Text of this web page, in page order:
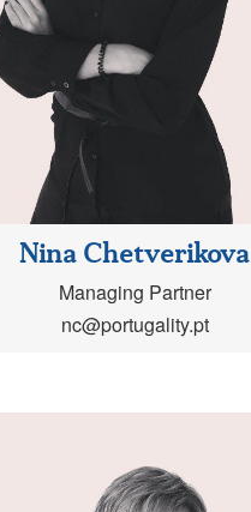
Nina Chetverikova
Managing Partner
nc@portugality.pt